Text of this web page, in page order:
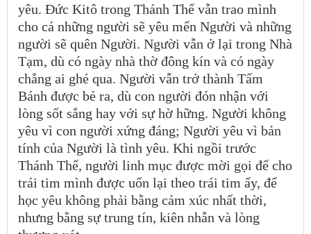
yêu. Đức Kitô trong Thánh Thể vẫn trao mình
cho cả những người sẽ yêu mến Người và những
người sẽ quên Người. Người vẫn ở lại trong Nhà
Tạm, dù có ngày nhà thờ đông kín và có ngày
chẳng ai ghé qua. Người vẫn trở thành Tấm
Bánh được bẻ ra, dù con người đón nhận với
lòng sốt sắng hay với sự hờ hững. Người không
yêu vì con người xứng đáng; Người yêu vì bản
tính của Người là tình yêu. Khi ngồi trước
Thánh Thể, người linh mục được mời gọi để cho
trái tim mình được uốn lại theo trái tim ấy, để
học yêu không phải bằng cảm xúc nhất thời,
nhưng bằng sự trung tín, kiên nhẫn và lòng